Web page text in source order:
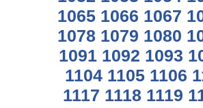
1065 1066 1067
1078 1079 1080
1091 1092 1093
1104 1105 1106
1117 1118 1119